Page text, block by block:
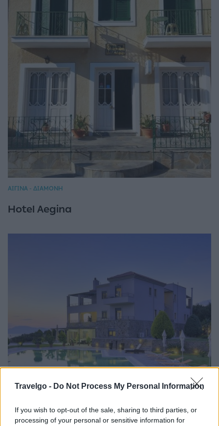
Travelgo - Do Not Process My Personal Information
If you wish to opt-out of the sale, sharing to third parties, or
processing of your personal or sensitive information for
ΑΙΓΙΝΑ - ΔΙΑΜΟΝΗ
Hotel Aegina